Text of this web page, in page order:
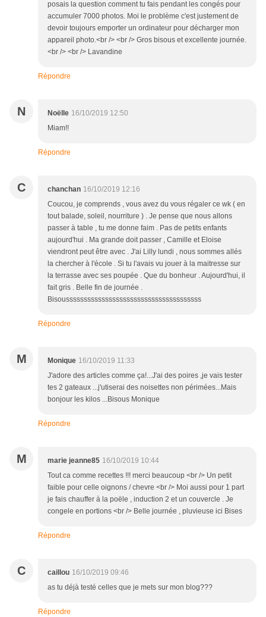
posais la question comment tu fais pendant les congés pour
accumuler 7000 photos. Moi le problème c'est justement de
devoir toujours emporter un ordinateur pour décharger mon
appareil photo.<br /> <br /> Gros bisous et excellente journée.
<br /> <br /> Lavandine
Répondre
N Noëlle 16/10/2019 12:50
Miam!!
Répondre
C chanchan 16/10/2019 12:16
Coucou, je comprends , vous avez du vous régaler ce wk ( en
tout balade, soleil, nourriture ) . Je pense que nous allons
passer à table , tu me donne faim . Pas de petits enfants
aujourd'hui . Ma grande doit passer , Camille et Eloise
viendront peut être avec . J'ai Lilly lundi , nous sommes allés
la chercher à l'école . Si tu l'avais vu jouer à la maitresse sur
la terrasse avec ses poupée . Que du bonheur . Aujourd'hui, il
fait gris . Belle fin de journée .
Bisoussssssssssssssssssssssssssssssssssssss
Répondre
M Monique 16/10/2019 11:33
J'adore des articles comme ça!...J'ai des poires ,je vais tester
tes 2 gateaux ...j'utiserai des noisettes non périmées...Mais
bonjour les kilos ...Bisous Monique
Répondre
M marie jeanne85 16/10/2019 10:44
Tout ca comme recettes !!! merci beaucoup <br /> Un petit
faible pour celle oignons / chevre <br /> Moi aussi pour 1 part
je fais chauffer à la poële , induction 2 et un couvercle . Je
congele en portions <br /> Belle journée , pluvieuse ici Bises
Répondre
C caillou 16/10/2019 09:46
as tu déjà testé celles que je mets sur mon blog???
Répondre